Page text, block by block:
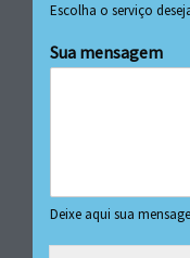
Escolha o serviço
Sua mensagem
Deixe aqui sua